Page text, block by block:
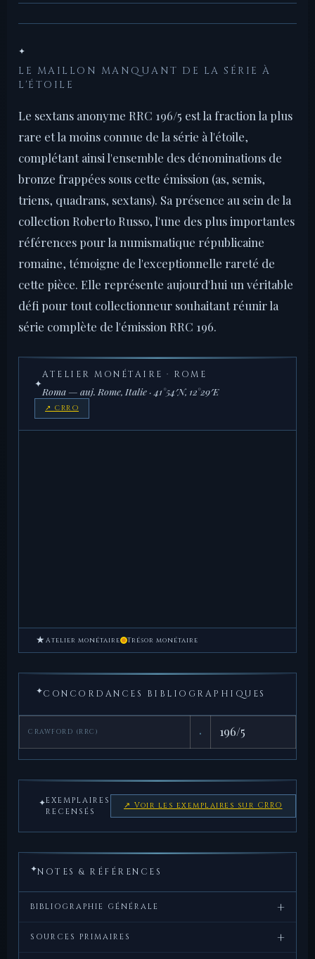
✦
LE MAILLON MANQUANT DE LA SÉRIE À
L'ÉTOILE
Le sextans anonyme RRC 196/5 est la fraction la plus
rare et la moins connue de la série à l'étoile,
complétant ainsi l'ensemble des dénominations de
bronze frappées sous cette émission (as, semis,
triens, quadrans, sextans). Sa présence au sein de la
collection Roberto Russo, l'une des plus importantes
références pour la numismatique républicaine
romaine, témoigne de l'exceptionnelle rareté de
cette pièce. Elle représente aujourd'hui un véritable
défi pour tout collectionneur souhaitant réunir la
série complète de l'émission RRC 196.
✦
ATELIER MONÉTAIRE · ROME
Roma — auj. Rome, Italie · 41°54′N, 12°29′E
↗ CRRO
★ Atelier monétaire Trésor monétaire
✦CONCORDANCES BIBLIOGRAPHIQUES
CRAWFORD (RRC) · 196/5
✦EXEMPLAIRES
RECENSÉS
↗ Voir les exemplaires sur CRRO
✦NOTES & RÉFÉRENCES
BIBLIOGRAPHIE GÉNÉRALE +
Crawford,
M.H.,
Roman
Republican
University Press, 1974.
SOURCES PRIMAIRES +